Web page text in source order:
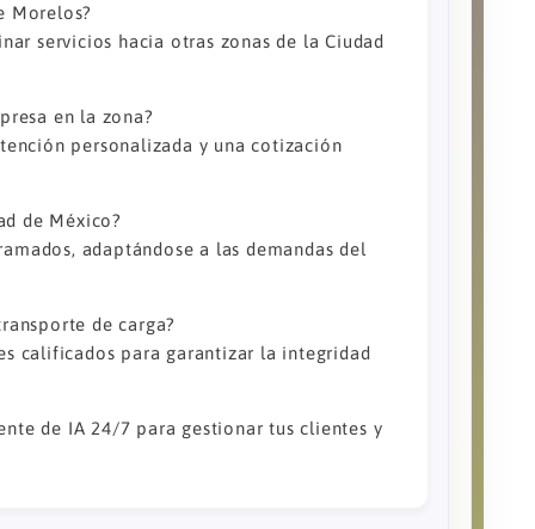
Morelos?
servicios hacia otras zonas de la Ciudad
en la zona?
personalizada y una cotización
de México?
adaptándose a las demandas del
de carga?
calificados para garantizar la integridad
de IA 24/7 para gestionar tus clientes y